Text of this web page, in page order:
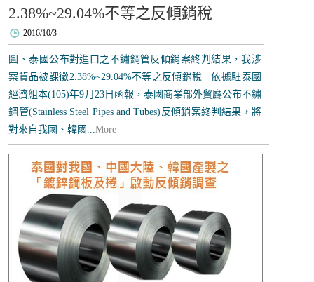
2.38%~29.04%不等之反傾銷稅
2016/10/3
圖、泰國公布對進口之不鏽鋼管反傾銷案終判結果，我涉
案貨品被課徵2.38%~29.04%不等之反傾銷稅 依據駐泰國
經濟組本(105)年9月23日函報，泰國商業部外貿廳公布不鏽
鋼管(Stainless Steel Pipes and Tubes)反傾銷案終判結果，將
對來自我國、韓國...More